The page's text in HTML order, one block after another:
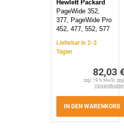
Hewlett Packard
PageWide 352,
377, PageWide Pro
452, 477, 552, 577
Lieferbar in 2-3
Tagen
82,03
zzgl. 19 % MwSt.
IN DEN WARENKORB